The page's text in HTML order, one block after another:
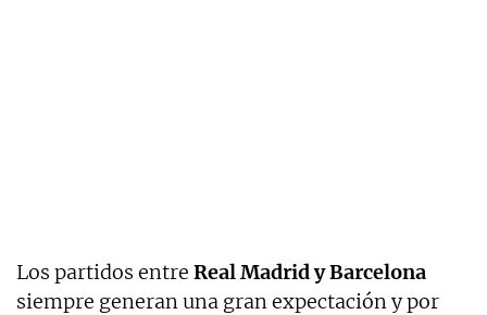
Los partidos entre Real Madrid y Barcelona
siempre generan una gran expectación y por